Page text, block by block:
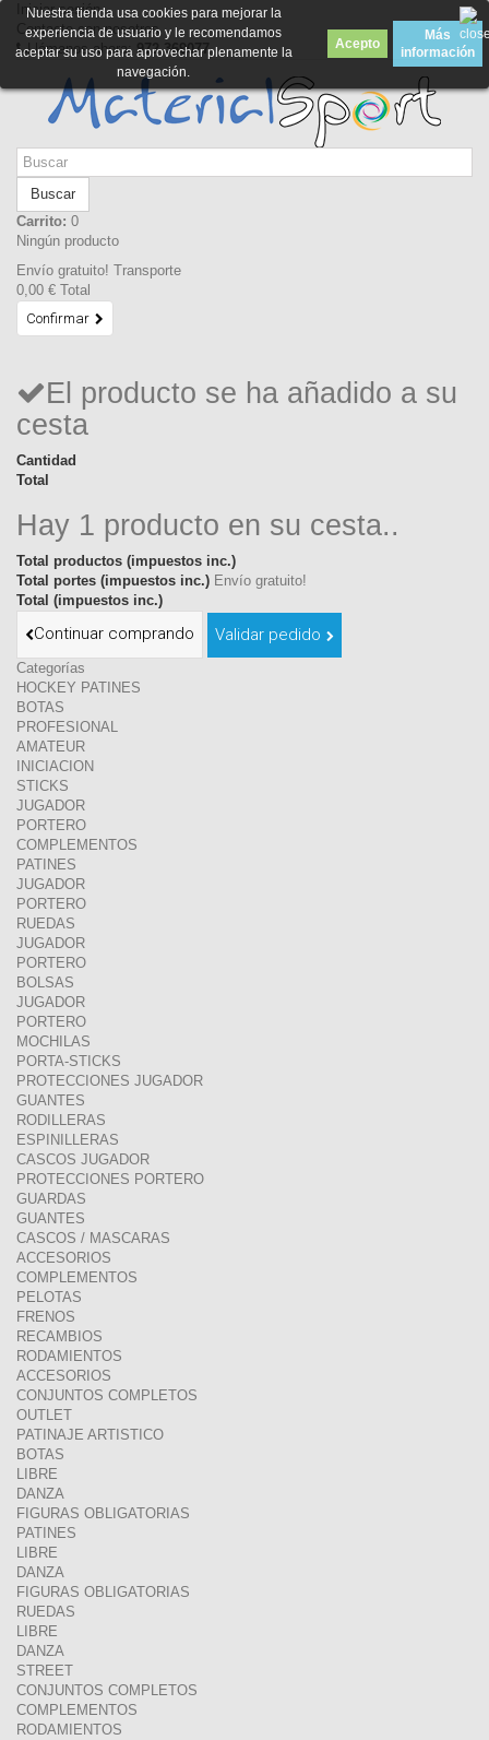
Iniciar sesión
Contacte con nosotros
Llámanos ahora: 972 369077
Buscar
Carrito: 0
Ningún producto
Envío gratuito! Transporte
0,00 € Total
Confirmar
El producto se ha añadido a su
cesta
Cantidad
Total
Hay 1 producto en su cesta..
Total productos (impuestos inc.)
Total portes (impuestos inc.) Envío gratuito!
Total (impuestos inc.)
Continuar comprando Validar pedido
Categorías
HOCKEY PATINES
BOTAS
PROFESIONAL
AMATEUR
INICIACION
STICKS
JUGADOR
PORTERO
COMPLEMENTOS
PATINES
JUGADOR
PORTERO
RUEDAS
JUGADOR
PORTERO
BOLSAS
JUGADOR
PORTERO
MOCHILAS
PORTA-STICKS
PROTECCIONES JUGADOR
GUANTES
RODILLERAS
ESPINILLERAS
CASCOS JUGADOR
PROTECCIONES PORTERO
GUARDAS
GUANTES
CASCOS / MASCARAS
ACCESORIOS
COMPLEMENTOS
PELOTAS
FRENOS
RECAMBIOS
RODAMIENTOS
ACCESORIOS
CONJUNTOS COMPLETOS
OUTLET
PATINAJE ARTISTICO
BOTAS
LIBRE
DANZA
FIGURAS OBLIGATORIAS
PATINES
LIBRE
DANZA
FIGURAS OBLIGATORIAS
RUEDAS
LIBRE
DANZA
STREET
CONJUNTOS COMPLETOS
COMPLEMENTOS
RODAMIENTOS
Nuestra tienda usa cookies para mejorar la
experiencia de usuario y le recomendamos
aceptar su uso para aprovechar plenamente la
navegación.
Acepto
Más
información